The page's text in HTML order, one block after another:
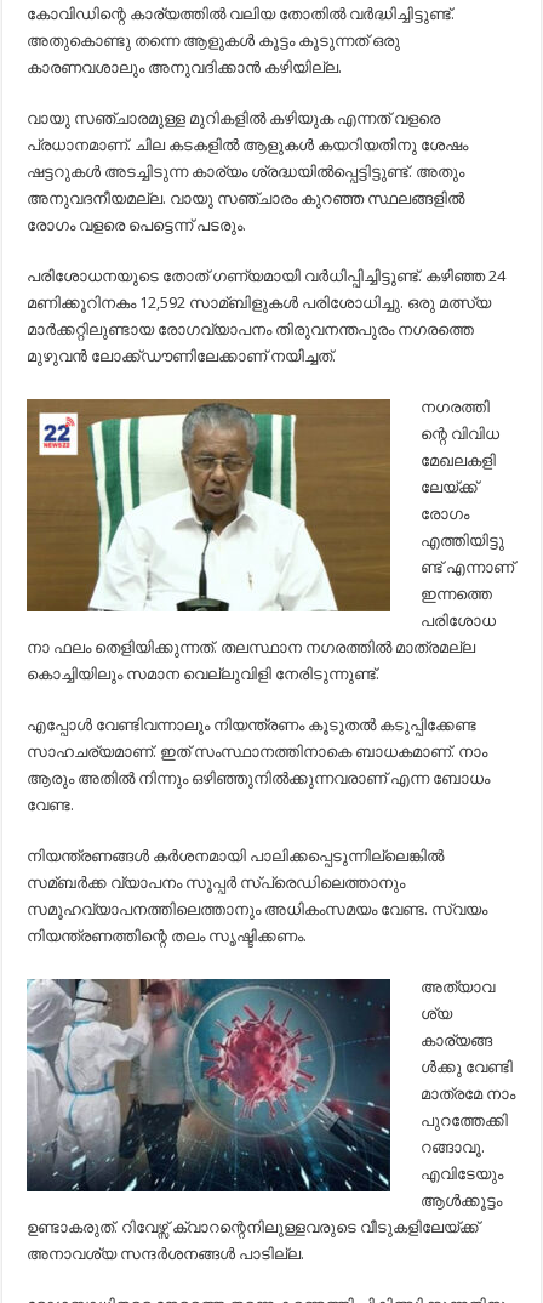
കോവിഡിന്റെ കാര്യത്തില്‍ വലിയ തോതില്‍ വര്‍ദ്ധിച്ചിട്ടുണ്ട്.
അതുകൊണ്ടു തന്നെ ആളുകള്‍ കൂട്ടം കൂടുന്നത് ഒരു
കാരണവശാലും അനുവദിക്കാന്‍ കഴിയില്ല.
വായു സഞ്ചാരമുള്ള മുറികളില്‍ കഴിയുക എന്നത് വളരെ
പ്രധാനമാണ്. ചില കടകളില്‍ ആളുകള്‍ കയറിയതിനു ശേഷം
ഷട്ടറുകള്‍ അടച്ചിടുന്ന കാര്യം ശ്രദ്ധയില്‍പ്പെട്ടിട്ടുണ്ട്. അതും
അനുവദനീയമല്ല. വായു സഞ്ചാരം കുറഞ്ഞ സ്ഥലങ്ങളില്‍
രോഗം വളരെ പെട്ടെന്ന് പടരും.
പരിശോധനയുടെ തോത് ഗണ്യമായി വര്‍ധിപ്പിച്ചിട്ടുണ്ട്. കഴിഞ്ഞ 24
മണിക്കൂറിനകം 12,592 സാമ്ബിളുകള്‍ പരിശോധിച്ചു. ഒരു മത്സ്യ
മാര്‍ക്കറ്റിലുണ്ടായ രോഗവ്യാപനം തിരുവനന്തപുരം നഗരത്തെ
മുഴുവന്‍ ലോക്ക്ഡൗണിലേക്കാണ് നയിച്ചത്.
നഗരത്തി
ന്റെ വിവിധ
മേഖലകളി
ലേയ്ക്ക്
രോഗം
എത്തിയിട്ടു
ണ്ട് എന്നാണ്
ഇന്നത്തെ
പരിശോധ
നാ ഫലം തെളിയിക്കുന്നത്. തലസ്ഥാന നഗരത്തില്‍ മാത്രമല്ല
കൊച്ചിയിലും സമാന വെല്ലുവിളി നേരിടുന്നുണ്ട്.
എപ്പോള്‍ വേണ്ടിവന്നാലും നിയന്ത്രണം കൂടുതല്‍ കടുപ്പിക്കേണ്ട
സാഹചര്യമാണ്. ഇത് സംസ്ഥാനത്തിനാകെ ബാധകമാണ്. നാം
ആരും അതില്‍ നിന്നും ഒഴിഞ്ഞുനില്‍ക്കുന്നവരാണ് എന്ന ബോധം
വേണ്ട.
നിയന്ത്രണങ്ങള്‍ കര്‍ശനമായി പാലിക്കപ്പെടുന്നില്ലെങ്കില്‍
സമ്ബര്‍ക്ക വ്യാപനം സൂപ്പര്‍ സ്പ്രെഡിലെത്താനും
സമൂഹവ്യാപനത്തിലെത്താനും അധികംസമയം വേണ്ട. സ്വയം
നിയന്ത്രണത്തിന്റെ തലം സൃഷ്ടിക്കണം.
അത്യാവ
ശ്യ
കാര്യങ്ങ
ള്‍ക്കു വേണ്ടി
മാത്രമേ നാം
പുറത്തേക്കി
റങ്ങാവൂ.
എവിടേയും
ആള്‍ക്കൂട്ടം
ഉണ്ടാകരുത്. റിവേഴ്സ് ക്വാറന്റെനിലുള്ളവരുടെ വീടുകളിലേയ്ക്ക്
അനാവശ്യ സന്ദര്‍ശനങ്ങള്‍ പാടില്ല.